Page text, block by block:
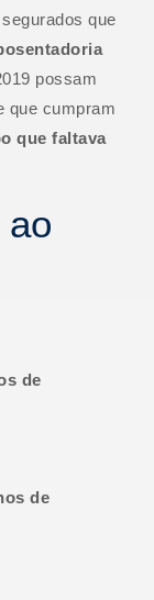
que
possam
que cumpram
que faltava
de
de